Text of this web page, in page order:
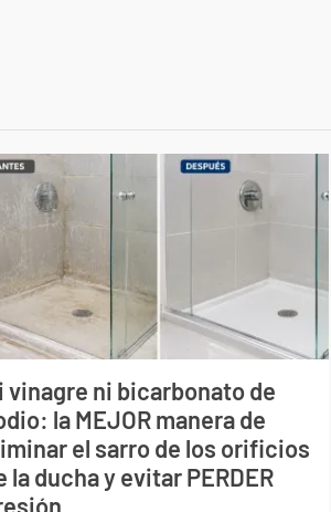
vinagre ni bicarbonato de
la MEJOR manera de
el sarro de los orificios
la ducha y evitar PERDER